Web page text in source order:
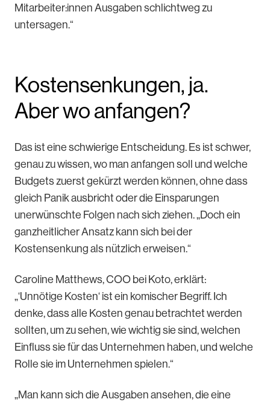
Mitarbeiter:innen Ausgaben schlichtweg zu
untersagen.“
Kostensenkungen, ja.
Aber wo anfangen?
Das ist eine schwierige Entscheidung. Es ist schwer,
genau zu wissen, wo man anfangen soll und welche
Budgets zuerst gekürzt werden können, ohne dass
gleich Panik ausbricht oder die Einsparungen
unerwünschte Folgen nach sich ziehen. „Doch ein
ganzheitlicher Ansatz kann sich bei der
Kostensenkung als nützlich erweisen.“
Caroline Matthews, COO bei Koto, erklärt:
„‘Unnötige Kosten‘ ist ein komischer Begriff. Ich
denke, dass alle Kosten genau betrachtet werden
sollten, um zu sehen, wie wichtig sie sind, welchen
Einfluss sie für das Unternehmen haben, und welche
Rolle sie im Unternehmen spielen.“
„Man kann sich die Ausgaben ansehen, die eine